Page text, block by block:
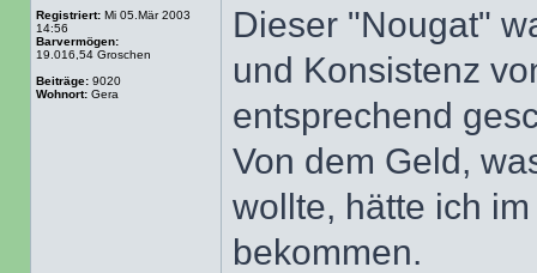
Registriert: Mi 05.Mär 2003
14:56
Barvermögen:
19.016,54 Groschen
Beiträge: 9020
Wohnort: Gera
Dieser "Nougat"
und Konsistenz
entsprechend
Von dem Geld,
wollte, hätte ich
bekommen.